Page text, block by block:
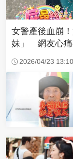
女警產後血崩
妹」 網友心痛
2026/04/23 13:10